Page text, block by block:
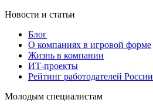
Новости и статьи
Блог
О компаниях в игровой форме
Жизнь в компании
ИТ-проекты
Рейтинг работодателей России
Молодым специалистам